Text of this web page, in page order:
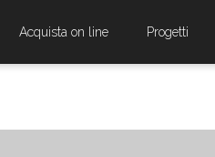
Acquista on line Progetti